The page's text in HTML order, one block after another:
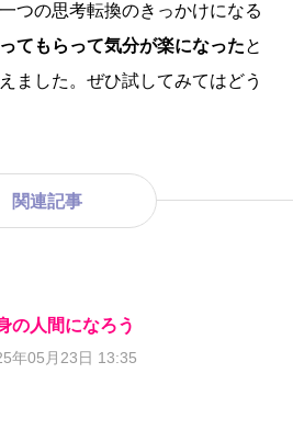
つの思考転換のきっかけになる
てもらって気分が楽になったと
ました。ぜひ試してみてはどう
関連記事
の人間になろう
年05月23日 13:35